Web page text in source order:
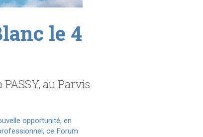
le 4
au Parvis
opportunité, en
ce Forum